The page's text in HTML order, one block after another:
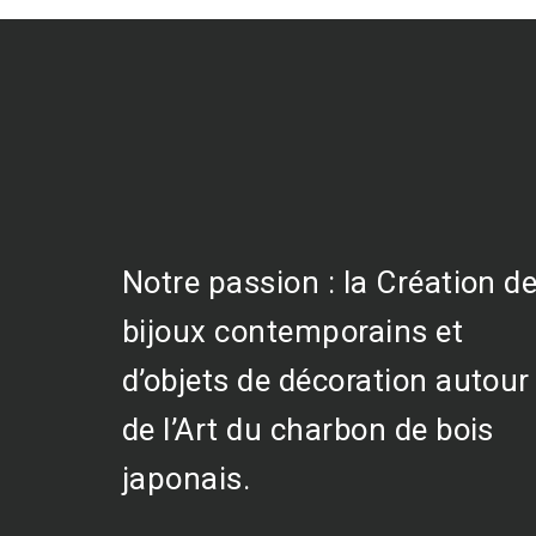
Notre passion : la Création
bijoux contemporains et
d’objets de décoration autour
de l’Art du charbon de bois
japonais.